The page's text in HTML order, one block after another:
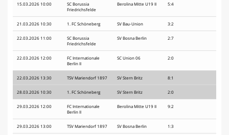
15.03.2026 10:00
SC Borussia
Friedrichsfelde
Berolina Mitte U19 II 5:4
21.03.2026 10:30 1. FC Schöneberg SV Bau-Union 3:2
22.03.2026 11:00
SC Borussia
Friedrichsfelde
SV Bosna Berlin 2:7
22.03.2026 12:00
FC Internationale
Berlin II
SC Union 06 2:0
22.03.2026 13:30 TSV Mariendorf 1897 SV Stern Britz 8:1
28.03.2026 10:30 1. FC Schöneberg SV Stern Britz 2:0
29.03.2026 12:00
FC Internationale
Berlin II
Berolina Mitte U19 II 9:2
29.03.2026 13:00 TSV Mariendorf 1897 SV Bosna Berlin 1:3